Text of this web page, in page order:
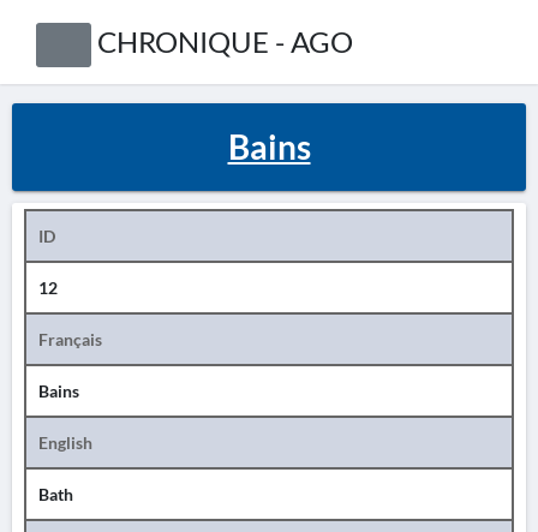
CHRONIQUE - AGO
Bains
ID
12
Français
Bains
English
Bath